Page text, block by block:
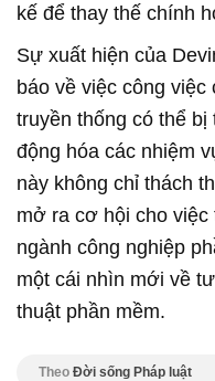
kế để thay thế chính
Sự xuất hiện của
báo về việc công
truyền thống có thể
động hóa các nhiệm
này không chỉ thách
mở ra cơ hội cho
ngành công nghiệp
một cái nhìn mới về
thuật phần mềm.
Theo Đời sống Pháp luật